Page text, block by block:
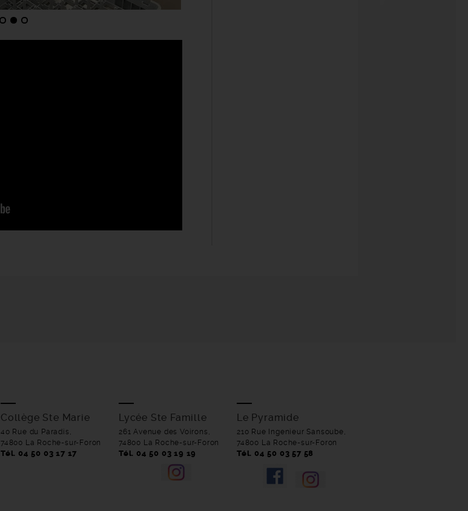
Collège Ste Marie
40 Rue du Paradis,
74800 La Roche-sur-Foron
Tél. 04 50 03 17 17
Lycée Ste Famille
261 Avenue des Voirons,
74800 La Roche-sur-Foron
Tél. 04 50 03 19 19
Le Pyramide
210 Rue Ingenieur Sansoube,
74800 La Roche-sur-Foron
Tél. 04 50 03 57 58